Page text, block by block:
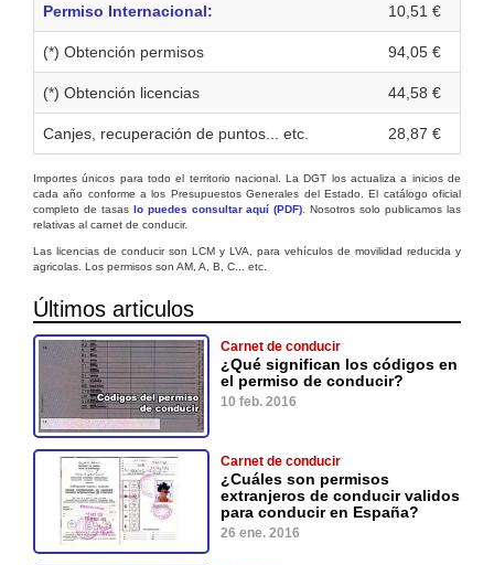
Permiso Internacional: 10,51 €
(*) Obtención permisos 94,05 €
(*) Obtención licencias 44,58 €
Canjes, recuperación de puntos... etc. 28,87 €
Importes únicos para todo el territorio nacional. La DGT los actualiza a inicios de
cada año conforme a los Presupuestos Generales del Estado. El catálogo oficial
completo de tasas lo puedes consultar aquí (PDF) . Nosotros solo publicamos las
relativas al carnet de conducir.
Las licencias de conducir son LCM y LVA, para vehículos de movilidad reducida y
agricolas. Los permisos son AM, A, B, C... etc.
Últimos articulos
Carnet de conducir
¿Qué significan los códigos en
el permiso de conducir?
10 feb. 2016
Carnet de conducir
¿Cuáles son permisos
extranjeros de conducir validos
para conducir en España?
26 ene. 2016